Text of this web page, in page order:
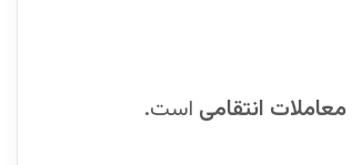
معاملات انتقامی است.